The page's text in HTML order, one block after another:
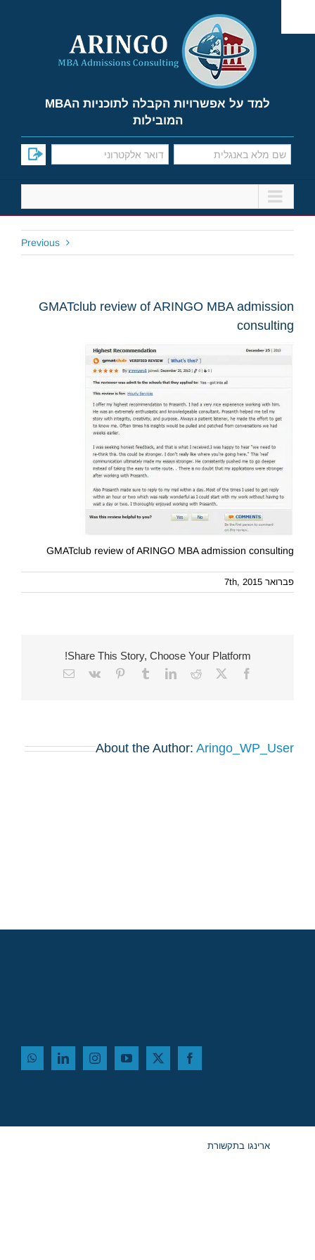
content
למד על אפשרויות הקבלה לתוכניות הMBA
המובילות
Previous
GMATclub review of ARINGO MBA admission
consulting
GMATclub review of ARINGO MBA admission consulting
פברואר 7th, 2015
Share This Story, Choose Your Platform!
Facebook
X
Reddit
LinkedIn
Tumblr
Pinterest
Vk
Email
About the Author: Aringo_WP_User
ארינגו בתקשורת